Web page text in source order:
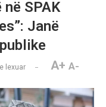
SPAK
Janë
e lexuar A+ A-